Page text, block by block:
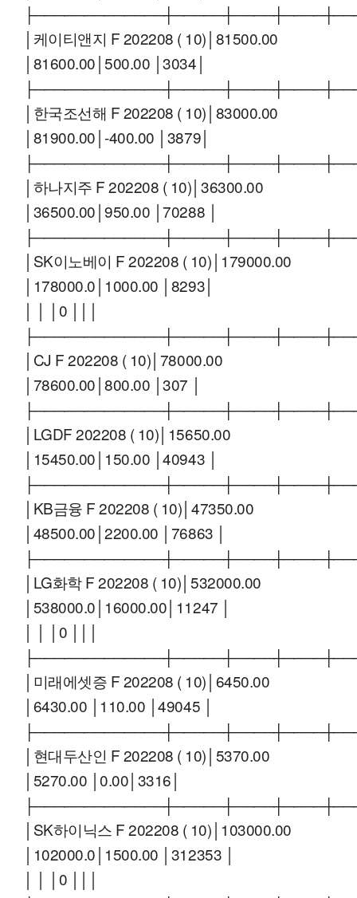
│케이티앤지 F 202208 ( 10)│81500.00
│81600.00│500.00 │3034│
│한국조선해 F 202208 ( 10)│83000.00
│81900.00│-400.00 │3879│
│하나지주 F 202208 ( 10)│36300.00
│36500.00│950.00 │70288 │
│SK이노베이 F 202208 ( 10)│179000.00
│178000.0│1000.00 │8293│
│ │ │0 │││
│CJ F 202208 ( 10)│78000.00
│78600.00│800.00 │307 │
│LGDF 202208 ( 10)│15650.00
│15450.00│150.00 │40943 │
│KB금융 F 202208 ( 10)│47350.00
│48500.00│2200.00 │76863 │
│LG화학 F 202208 ( 10)│532000.00
│538000.0│16000.00│11247 │
│ │ │0 │││
│미래에셋증 F 202208 ( 10)│6450.00
│6430.00 │110.00 │49045 │
│현대두산인 F 202208 ( 10)│5370.00
│5270.00 │0.00│3316│
│SK하이닉스 F 202208 ( 10)│103000.00
│102000.0│1500.00 │312353 │
│ │ │0 │││